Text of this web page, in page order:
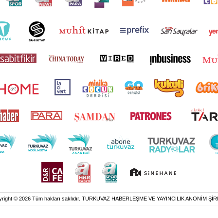
© 2026 Tüm hakları saklıdır. TURKUVAZ HABERLEŞME VE YAYINCILIK ANONİM